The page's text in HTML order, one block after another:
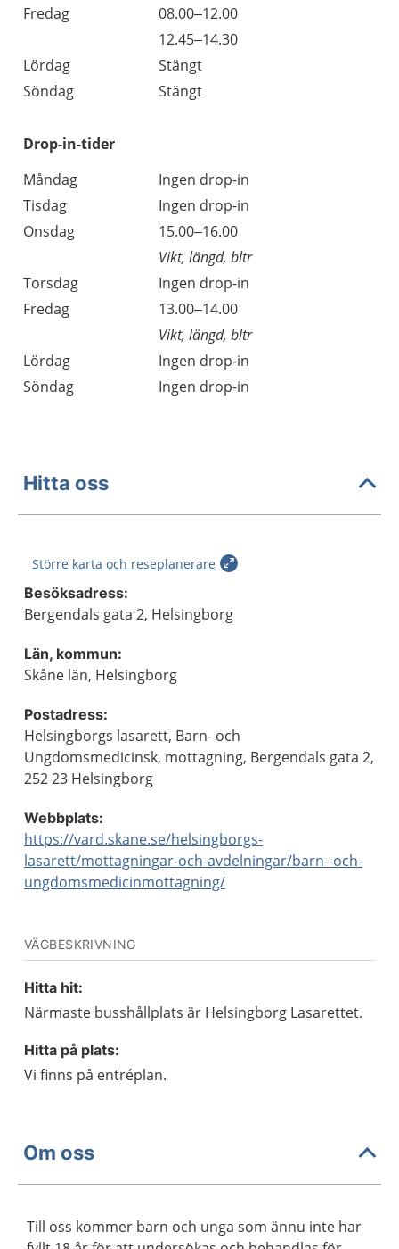
Fredag
08.00–12.00
12.45–14.30
Lördag
Stängt
Söndag
Stängt
Drop-in-tider
Måndag
Ingen drop-in
Tisdag
Ingen drop-in
Onsdag
15.00–16.00
Vikt, längd, bltr
Torsdag
Ingen drop-in
Fredag
13.00–14.00
Vikt, längd, bltr
Lördag
Ingen drop-in
Söndag
Ingen drop-in
Hitta oss
Större karta och reseplanerare
Besöksadress:
Bergendals gata 2, Helsingborg
Län, kommun:
Skåne län, Helsingborg
Postadress:
Helsingborgs lasarett, Barn- och
Ungdomsmedicinsk, mottagning, Bergendals gata 2,
252 23 Helsingborg
Webbplats:
https://vard.skane.se/helsingborgs-
lasarett/mottagningar-och-avdelningar/barn--och-
ungdomsmedicinmottagning/
VÄGBESKRIVNING
Hitta hit:
Närmaste busshållplats är Helsingborg Lasarettet.
Hitta på plats:
Vi finns på entréplan.
Om oss
Till oss kommer barn och unga som ännu inte har